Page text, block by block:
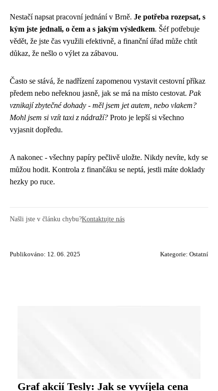
Nestačí napsat pracovní jednání v Brně. Je potřeba rozepsat, s
kým jste jednali, o čem a s jakým výsledkem. Šéf potřebuje
vědět, že jste čas využili efektivně, a finanční úřad může chtít
důkaz, že nešlo o výlet za zábavou.
Často se stává, že nadřízení zapomenou vystavit cestovní příkaz
předem nebo neřeknou jasně, jak se má na místo cestovat. Pak
vznikají zbytečné dohady - měl jsem jet autem, nebo vlakem?
Mohl jsem si vzít taxi z nádraží? Proto je lepší si všechno
vyjasnit dopředu.
A nakonec - všechny papíry pečlivě uložte. Nikdy nevíte, kdy se
můžou hodit. Kontrola z finančáku se neptá, jestli máte doklady
hezky po ruce.
Našli jste v článku chybu?Kontaktujte nás
Publikováno: 12. 06. 2025 Kategorie: Ostatní
Graf akcií Tesly: Jak se vyvíjela cena